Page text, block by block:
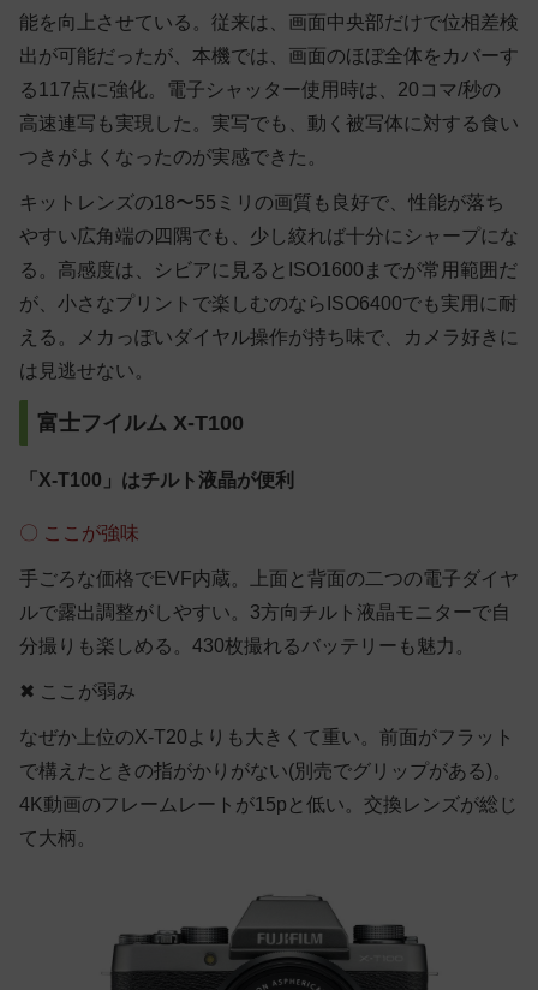
能を向上させている。従来は、画面中央部だけで位相差検
出が可能だったが、本機では、画面のほぼ全体をカバーす
る117点に強化。電子シャッター使用時は、20コマ/秒の
高速連写も実現した。実写でも、動く被写体に対する食い
つきがよくなったのが実感できた。
キットレンズの18〜55ミリの画質も良好で、性能が落ち
やすい広角端の四隅でも、少し絞れば十分にシャープにな
る。高感度は、シビアに見るとISO1600までが常用範囲だ
が、小さなプリントで楽しむのならISO6400でも実用に耐
える。メカっぽいダイヤル操作が持ち味で、カメラ好きに
は見逃せない。
富士フイルム X-T100
「X-T100」はチルト液晶が便利
〇 ここが強味
手ごろな価格でEVF内蔵。上面と背面の二つの電子ダイヤ
ルで露出調整がしやすい。3方向チルト液晶モニターで自
分撮りも楽しめる。430枚撮れるバッテリーも魅力。
✖ ここが弱み
なぜか上位のX-T20よりも大きくて重い。前面がフラット
で構えたときの指がかりがない(別売でグリップがある)。
4K動画のフレームレートが15pと低い。交換レンズが総じ
て大柄。